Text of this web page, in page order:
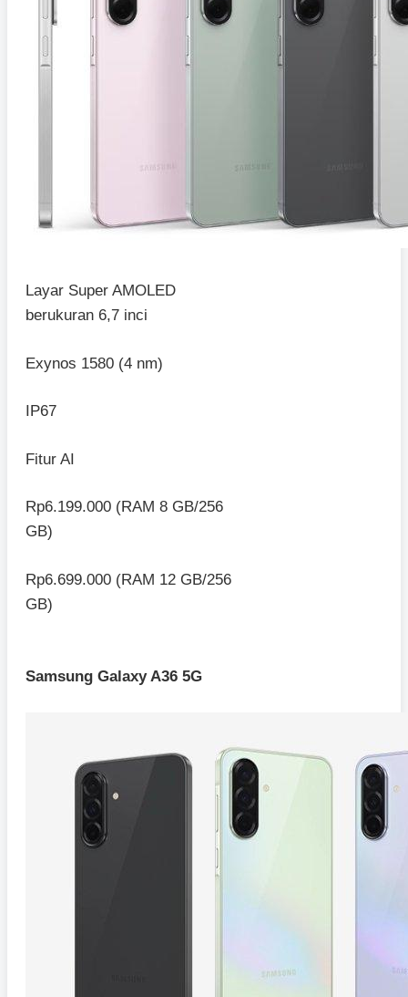
Layar Super AMOLED
berukuran 6,7 inci
Exynos 1580 (4 nm)
IP67
Fitur AI
Rp6.199.000 (RAM 8 GB/256
GB)
Rp6.699.000 (RAM 12 GB/256
GB)
Samsung Galaxy A36 5G